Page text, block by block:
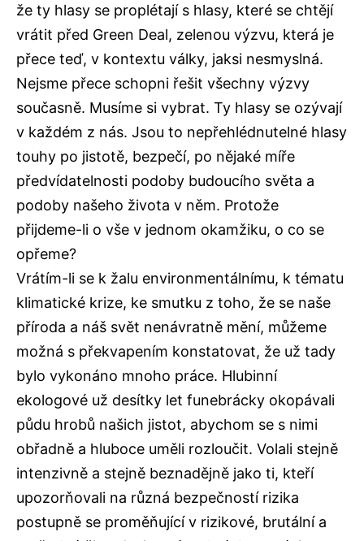
že ty hlasy se proplétají s hlasy, které se chtějí
vrátit před Green Deal, zelenou výzvu, která je
přece teď, v kontextu války, jaksi nesmyslná.
Nejsme přece schopni řešit všechny výzvy
současně. Musíme si vybrat. Ty hlasy se ozývají
v každém z nás. Jsou to nepřehlédnutelné hlasy
touhy po jistotě, bezpečí, po nějaké míře
předvídatelnosti podoby budoucího světa a
podoby našeho života v něm. Protože
přijdeme-li o vše v jednom okamžiku, o co se
opřeme?
Vrátím-li se k žalu environmentálnímu, k tématu
klimatické krize, ke smutku z toho, že se naše
příroda a náš svět nenávratně mění, můžeme
možná s překvapením konstatovat, že už tady
bylo vykonáno mnoho práce. Hlubinní
ekologové už desítky let funebrácky okopávali
půdu hrobů našich jistot, abychom se s nimi
obřadně a hluboce uměli rozloučit. Volali stejně
intenzivně a stejně beznadějně jako ti, kteří
upozorňovali na různá bezpečností rizika
postupně se proměňující v rizikové, brutální a